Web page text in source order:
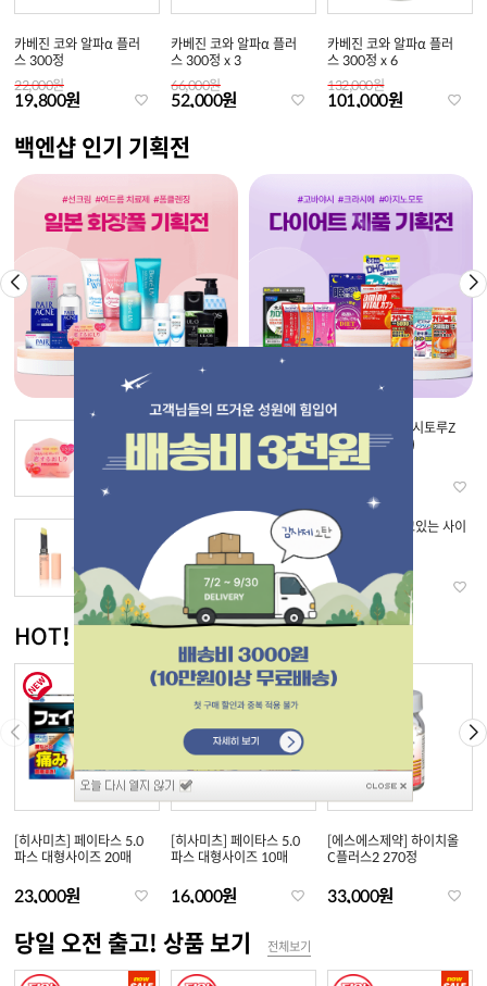
카베진 코와 알파α 플러
스 300정
22,000원
19,800원
카베진 코와 알파α 플러
스 300정 x 3
66,000원
52,000원
카베진 코와 알파α 플러
스 300정 x 6
132,000원
101,000원
백엔샵 인기 기획전
엉덩이비누 복숭아향
9,000원
[DHC] 약용 립크림
11,200원
[고바야시]나이시토루Z
(315정/420정)
71,000원
[신야효소] 자고있는 사이
에
25,500원
HOT! 신상품 보기
[히사미츠] 페이타스 5.0
파스 대형사이즈 20매
23,000원
[히사미츠] 페이타스 5.0
파스 대형사이즈 10매
16,000원
[에스에스제약] 하이치올
C플러스2 270정
33,000원
당일 오전 출고! 상품 보기 전체보기